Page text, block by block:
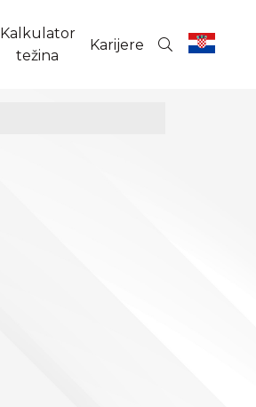
Kalkulator
težina
Karijere